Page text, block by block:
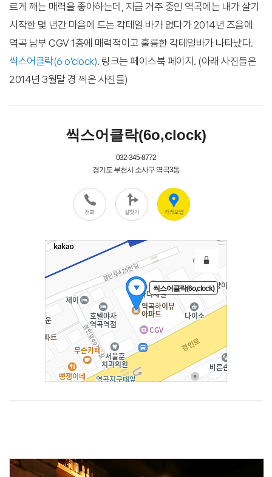
르게 깨는 매력을 좋아하는데, 지금 거주 중인 역곡에는 내가 살기
시작한 몇 년간 마음에 드는 칵테일 바가 없다가 2014년 즈음에
역곡 남부 CGV 1층에 매력적이고 훌륭한 칵테일바가 나타났다.
씩스어클락(6 o'clock). 링크는 페이스북 페이지. (아래 사진들은
2014년 3월말 경 찍은 사진들)